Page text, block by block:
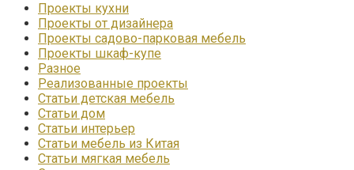
Проекты кухни
Проекты от дизайнера
Проекты садово-парковая мебель
Проекты шкаф-купе
Разное
Реализованные проекты
Статьи детская мебель
Статьи дом
Статьи интерьер
Статьи мебель из Китая
Статьи мягкая мебель